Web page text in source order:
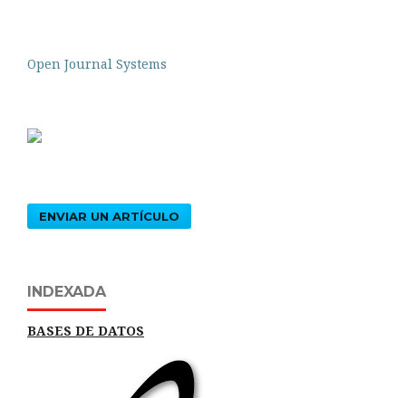
Open Journal Systems
ENVIAR UN ARTÍCULO
INDEXADA
BASES DE DATOS